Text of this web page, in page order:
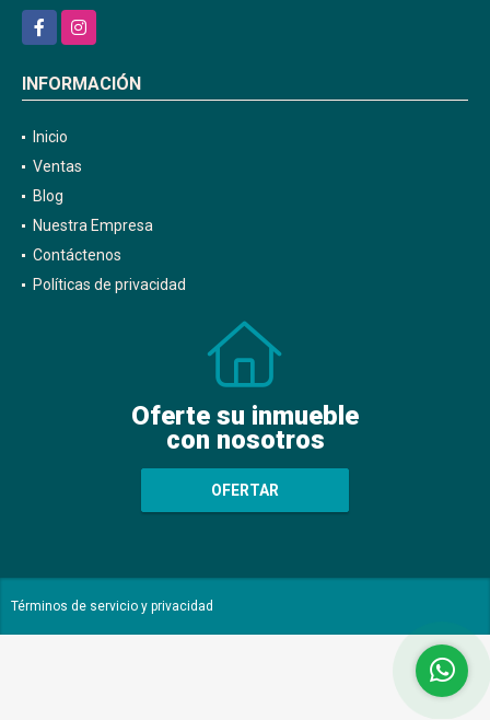
FacebookInstagram
INFORMACIÓN
Inicio
Ventas
Blog
Nuestra Empresa
Contáctenos
Políticas de privacidad
Oferte su inmueble
con nosotros
OFERTAR
Términos de servicio y privacidad